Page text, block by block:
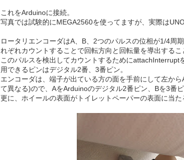
これをArduinoに接続。
写真では試験的にMEGA2560を使ってますが、実際は
ロータリエンコーダはA、B、2つのパルスの位相が1/4周
れぞれカウントすることで回転方向と回転量を導出するこ
このパルスを検出してカウントするためにattachInterrupt
用できるピンはデジタル2番、3番ピン。
エンコーダは、端子が出ている方の面を手前にして左か
て異なる)ので、AをArduinoのデジタル2番ピン、Bを3番ピ
更に、ホイールの表面がトイレットペーパーの表面に当た